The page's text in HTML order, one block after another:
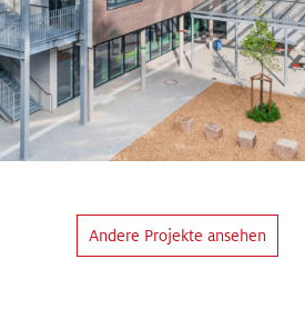
Andere Projekte ansehen